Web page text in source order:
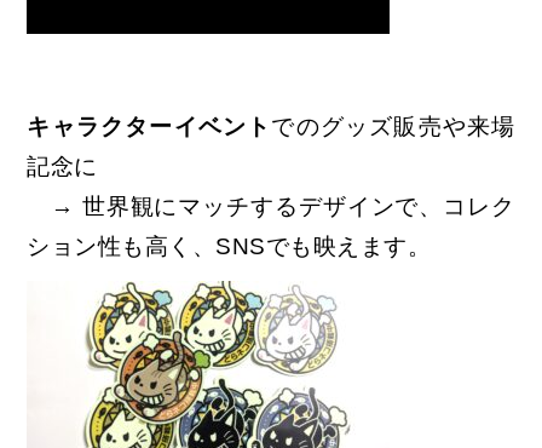
キャラクターイベント でのグッズ販売や来場
記念に
→ 世界観にマッチするデザインで、コレク
ション性も高く、SNSでも映えます。